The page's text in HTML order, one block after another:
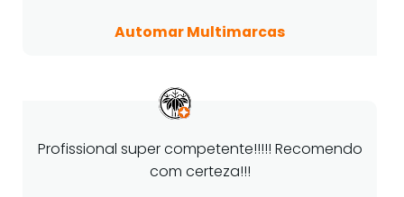
Automar Multimarcas
Profissional super competente!!!!! Recomendo
com certeza!!!